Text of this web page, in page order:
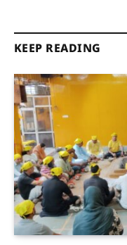
KEEP READING